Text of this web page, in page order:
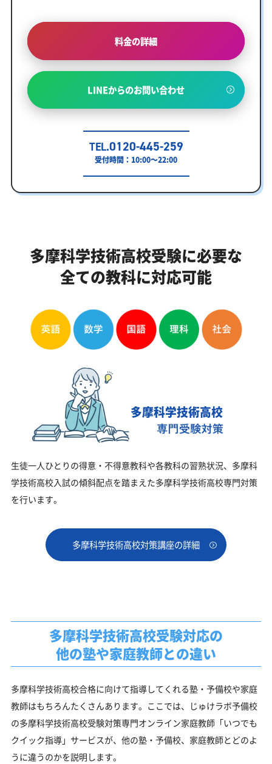
料金の詳細
LINEからのお問い合わせ
TEL.0120-445-259
受付時間：10:00～22:00
多摩科学技術高校受験に必要な
全ての教科に対応可能
多摩科学技術高校
生徒一人ひとりの得意・不得意教科や各教科の習熟状況、多摩科
学技術高校入試の傾斜配点を踏まえた多摩科学技術高校専門対策
を行います。
多摩科学技術高校対策講座の詳細
多摩科学技術高校受験対応の
他の塾や家庭教師との違い
多摩科学技術高校合格に向けて指導してくれる塾・予備校や家庭
教師はもちろんたくさんあります。ここでは、じゅけラボ予備校
の多摩科学技術高校受験対策専門オンライン家庭教師「いつでも
クイック指導」サービスが、他の塾・予備校、家庭教師とどのよ
うに違うのかを説明します。